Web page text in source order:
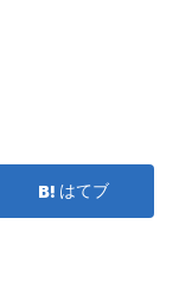
はてブ